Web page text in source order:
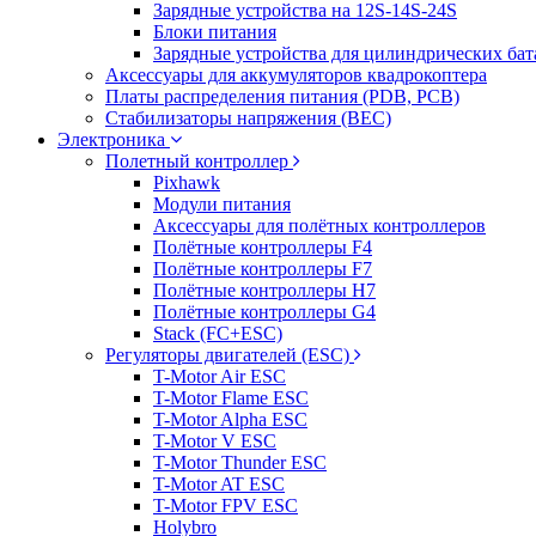
Зарядные устройства на 12S-14S-24S
Блоки питания
Зарядные устройства для цилиндрических
Аксессуары для аккумуляторов квадрокоптера
Платы распределения питания (PDB, PCB)
Стабилизаторы напряжения (BEC)
Электроника
Полетный контроллер
Pixhawk
Модули питания
Аксессуары для полётных контроллеров
Полётные контроллеры F4
Полётные контроллеры F7
Полётные контроллеры H7
Полётные контроллеры G4
Stack (FC+ESC)
Регуляторы двигателей (ESC)
T-Motor Air ESC
T-Motor Flame ESC
T-Motor Alpha ESC
T-Motor V ESC
T-Motor Thunder ESC
T-Motor AT ESC
T-Motor FPV ESC
Holybro